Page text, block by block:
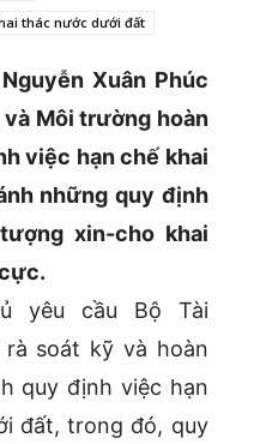
thác nước dưới đất
Xuân Phúc
Môi trường hoàn
việc hạn chế khai
những quy định
xin-cho khai
yêu cầu Bộ Tài
soát kỹ và hoàn
quy định việc hạn
đất, trong đó, quy